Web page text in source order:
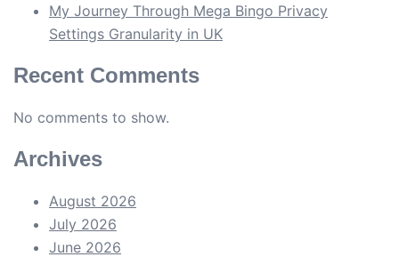
My Journey Through Mega Bingo Privacy
Settings Granularity in UK
Recent Comments
No comments to show.
Archives
August 2026
July 2026
June 2026